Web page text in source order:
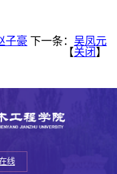
子豪 下一条： 吴凤元
【关闭 】
线